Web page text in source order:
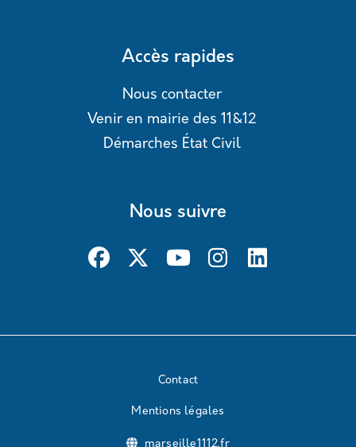
Accès rapides
Nous contacter
Venir en mairie des 11&12
Démarches État Civil
Nous suivre
Contact
Mentions légales
marseille1112.fr